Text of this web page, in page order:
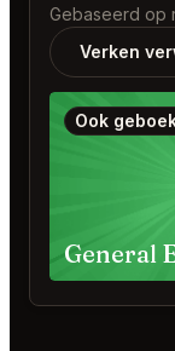
Gebaseerd op
Verken
Ook